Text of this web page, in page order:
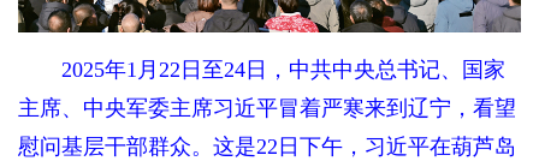
2025年1月22日至24日，中共中央总书记、国家
主席、中央军委主席习近平冒着严寒来到辽宁，看望
慰问基层干部群众。这是22日下午，习近平在葫芦岛